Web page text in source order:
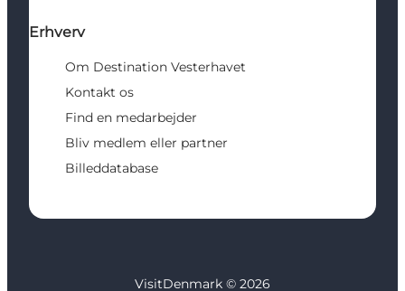
Erhverv
Om Destination Vesterhavet
Kontakt os
Find en medarbejder
Bliv medlem eller partner
Billeddatabase
VisitDenmark © 2026